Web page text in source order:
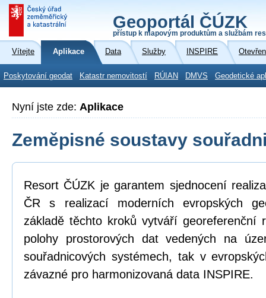
Geoportál ČÚZK
přístup k mapovým produktům a službám
Vítejte Aplikace Data Služby INSPIRE
Poskytování geodat Katastr nemovitostí RÚIAN DMVS Geodetické
Nyní jste zde: Aplikace
Zeměpisné soustavy
Resort ČÚZK je garantem sjednocení
ČR s realizací moderních evropských
základě těchto kroků vytváří georeferenční
polohy prostorových dat vedených na
souřadnicových systémech, tak v
závazné pro harmonizovaná data INSPIRE.